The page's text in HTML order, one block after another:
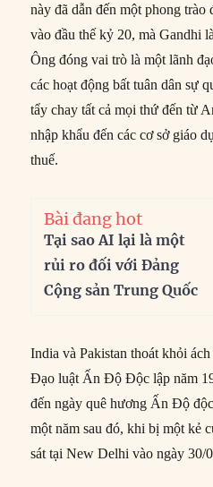
này đã dẫn đến một phong trào
vào đầu thế kỷ 20, mà Gandhi
Ông đóng vai trò là một lãnh
các hoạt động bất tuân dân sự
tẩy chay tất cả mọi thứ đến từ
nhập khẩu đến các cơ sở giáo
thuế.
Bài đang hot
Tại sao AI lại là một
rủi ro đối với Đảng
Cộng sản Trung Quốc
India và Pakistan thoát khỏi
Đạo luật Ấn Độ Độc lập năm
đến ngày quê hương Ấn Độ
một năm sau đó, khi bị một kẻ
sát tại New Delhi vào ngày 30/